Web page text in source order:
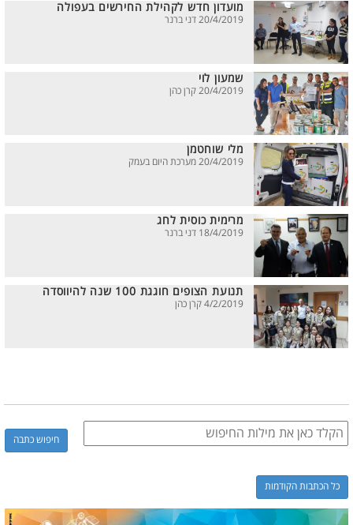
מועדון חדש לקהילת החירשים בעפולה
20/4/2019 דני ברנר
שמעון לוי
20/4/2019 קרן כהן
מלי שוחטמן
20/4/2019 מערכת היום בעמק
מרימית כוסית לחג
18/4/2019 דני ברנר
תנועת הצופים חוגגת 100 שנה להיווסדה
4/2/2019 קרן כהן
כל הכתבות הקודמות